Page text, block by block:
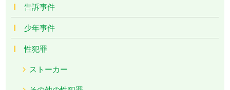
告訴事件
少年事件
性犯罪
ストーカー